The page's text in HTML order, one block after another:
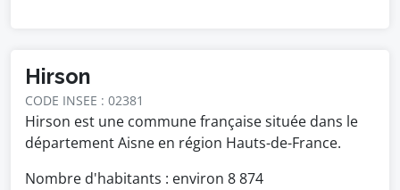
Hirson
CODE INSEE : 02381
Hirson est une commune française située dans le
département Aisne en région Hauts-de-France.
Nombre d'habitants : environ 8 874